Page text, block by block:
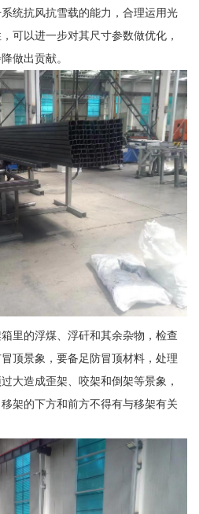
统抗风抗雪载的能力，合理运用光
可以进一步对其尺寸参数做优化，
做出贡献。
里的浮煤、浮矸和其余杂物，检查
顶景象，要备足防冒顶材料，处理
大造成歪架、咬架和倒架等景象，
架的下方和前方不得有与移架有关